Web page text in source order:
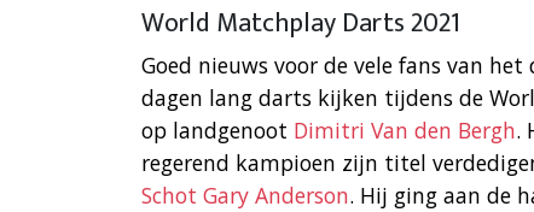
World Matchplay Darts 2021
Goed nieuws voor de vele fans van
dagen lang darts kijken tijdens de
op landgenoot Dimitri Van den Bergh.
regerend kampioen zijn titel
Schot Gary Anderson. Hij ging aan de